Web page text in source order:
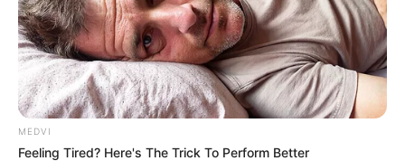
MEDVI
Feeling Tired? Here's The Trick To Perform Better